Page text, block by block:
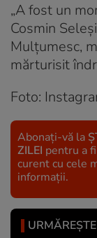
„A fost un
Cosmin
Mulțumesc,
mărturisit
Foto:
Abonați-vă la
ZILEI pentru a
curent cu cele
informații.